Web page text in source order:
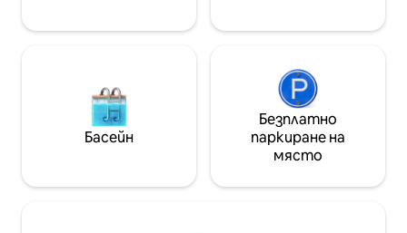
Басейн
Безплатно
паркиране на
място